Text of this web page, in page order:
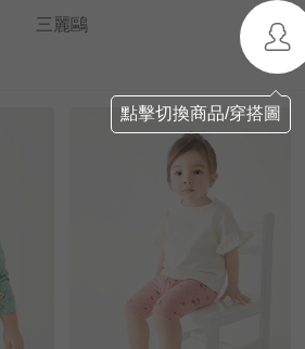
三麗鷗
點擊切換商品/穿搭圖